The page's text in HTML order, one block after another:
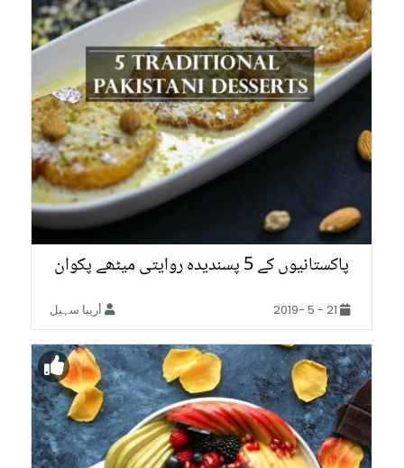
پاکستانیوں کے 5 پسندیدہ روایتی میٹھے پکوان
أريبا سہیل